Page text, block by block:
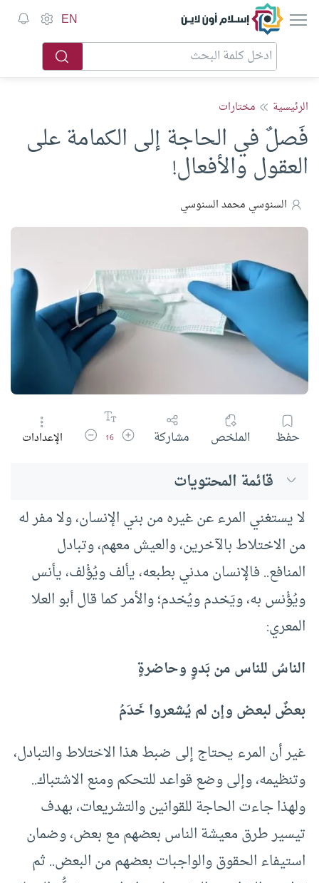
إسلام أون لاين EN
الرئيسية مختارات
فَصلٌ في الحاجة إلى الكمامة على
العقول والأفعال!
السنوسي محمد السنوسي
حفظ الملخص مشاركة زيادة حجم الخط
16 تقليل حجم الخط
الإعدادات
قائمة المحتويات
لا يستغني المرء عن غيره من بني الإنسان، ولا مفر له
من الاختلاط بالآخرين، والعيش معهم، وتبادل
المنافع.. فالإنسان مدني بطبعه، يألف ويُؤْلف، يأنس
ويُؤْنس به، ويَخدم ويُخدم؛ والأمر كما قال أبو العلا
المعري:
الناسُ للناس من بَدوٍ وحاضرةٍ
بعضٌ لبعض وإن لم يُشعروا خَدَمُ
غير أن المرء يحتاج إلى ضبط هذا الاختلاط والتبادل،
وتنظيمه، وإلى وضع قواعد للتحكم ومنع الاشتباك..
ولهذا جاءت الحاجة للقوانين والتشريعات، بهدف
تيسير طرق معيشة الناس بعضهم مع بعض، وضمان
استيفاء الحقوق والواجبات بعضهم من البعض.. ثم